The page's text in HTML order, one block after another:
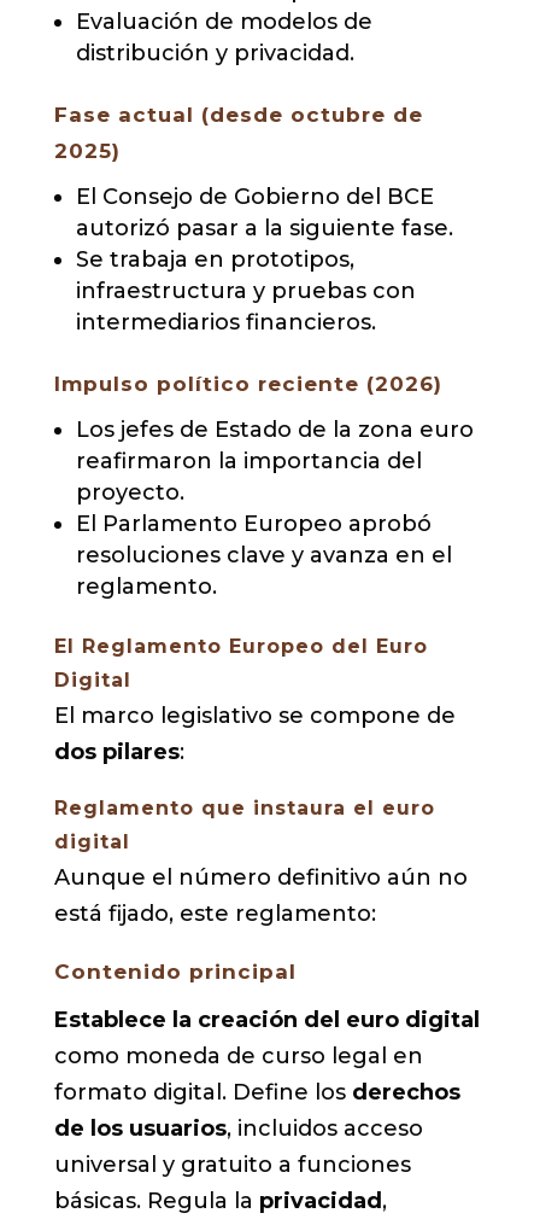
Evaluación de modelos de
distribución y privacidad.
Fase actual (desde octubre de
2025)
El Consejo de Gobierno del BCE
autorizó pasar a la siguiente fase.
Se trabaja en prototipos,
infraestructura y pruebas con
intermediarios financieros.
Impulso político reciente (2026)
Los jefes de Estado de la zona euro
reafirmaron la importancia del
proyecto.
El Parlamento Europeo aprobó
resoluciones clave y avanza en el
reglamento.
El Reglamento Europeo del Euro
Digital
El marco legislativo se compone de
dos pilares:
Reglamento que instaura el euro
digital
Aunque el número definitivo aún no
está fijado, este reglamento:
Contenido principal
Establece la creación del euro digital
como moneda de curso legal en
formato digital. Define los derechos
de los usuarios, incluidos acceso
universal y gratuito a funciones
básicas. Regula la privacidad ,